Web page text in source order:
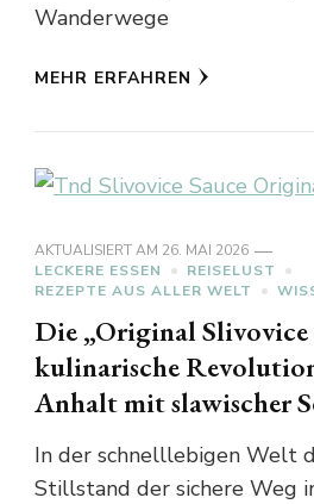
Wanderwege
MEHR ERFAHREN
AKTUALISIERT AM 26. MAI 2026
LECKERE ESSEN
REISELUST
REZEPTE AUS ALLER WELT
Die „Original Slivovice
kulinarische
Anhalt mit slawischer
In der schnelllebigen Welt
Stillstand der sichere Weg